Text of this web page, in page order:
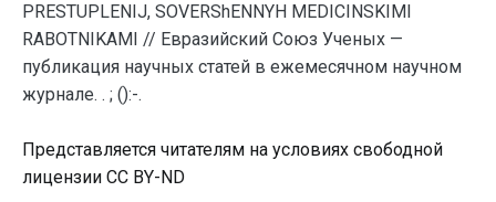
PRESTUPLENIJ, SOVERShENNYH MEDICINSKIMI
RABOTNIKAMI // Евразийский Союз Ученых —
публикация научных статей в ежемесячном научном
журнале. . ; ():-.
Представляется читателям на условиях свободной
лицензии CC BY-ND